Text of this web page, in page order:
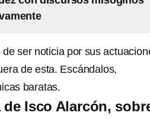
de ser noticia por sus
de esta. Escándalos,
baratas.
Isco Alarcón,